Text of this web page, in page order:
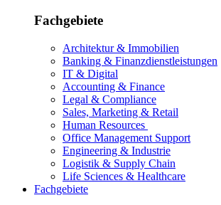
Fachgebiete
Architektur & Immobilien
Banking & Finanzdienstleistungen
IT & Digital
Accounting & Finance
Legal & Compliance
Sales, Marketing & Retail
Human Resources
Office Management Support
Engineering & Industrie
Logistik & Supply Chain
Life Sciences & Healthcare
Fachgebiete